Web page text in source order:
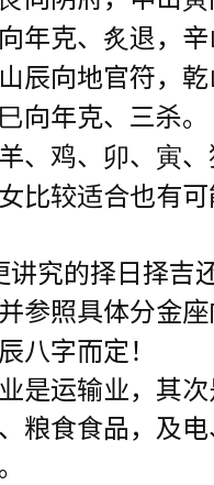
年克、炙退，
辰向地官符，
向年克、三杀。
、鸡、卯、寅、
比较适合也有
究的择日择吉
参照具体分金
八字而定！
是运输业，其
粮食食品，及电